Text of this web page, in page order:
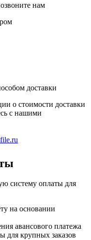
нам
доставки
о стоимости доставки
с нашими
систему оплаты для
на основании
авансового платежа
для крупных заказов